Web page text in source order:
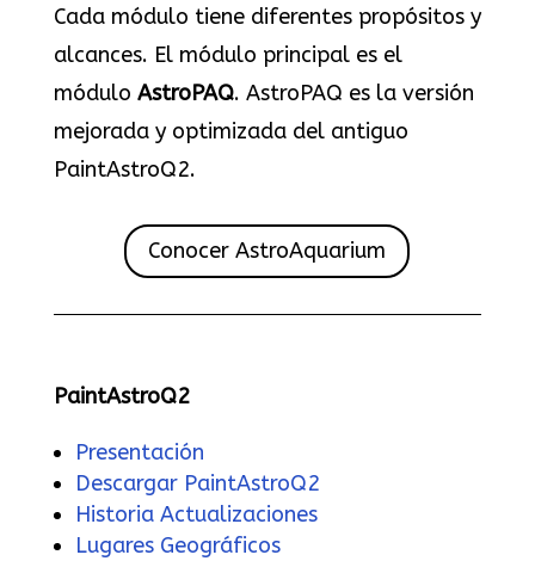
Cada módulo tiene diferentes propósitos y
alcances. El módulo principal es el
módulo AstroPAQ. AstroPAQ es la versión
mejorada y optimizada del antiguo
PaintAstroQ2.
Conocer AstroAquarium
PaintAstroQ2
Presentación
Descargar PaintAstroQ2
Historia Actualizaciones
Lugares Geográficos